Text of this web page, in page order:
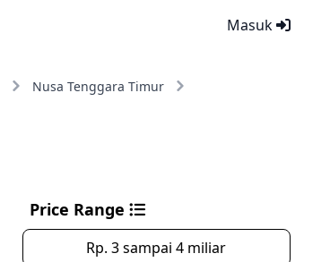
Masuk
Nusa Tenggara Timur
Price Range
Rp. 3 sampai 4 miliar